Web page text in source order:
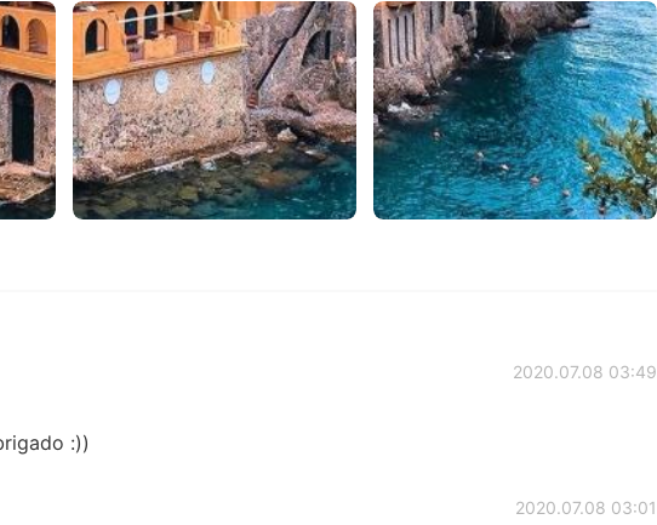
2020.07.08 03:49
:))
2020.07.08 03:01